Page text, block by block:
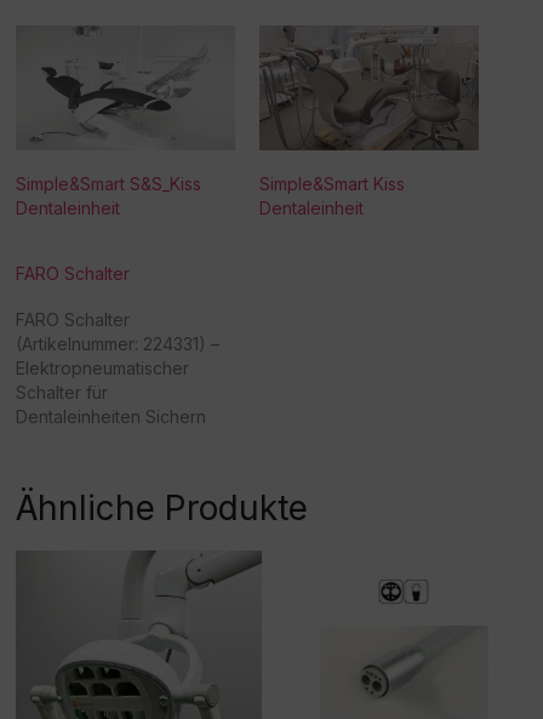
Simple&Smart S&S_Kiss
Dentaleinheit
Simple&Smart Kiss
Dentaleinheit
FARO Schalter
FARO Schalter
(Artikelnummer: 224331) –
Elektropneumatischer
Schalter für
Dentaleinheiten Sichern
zahnärztlichen
Behandlungseinheit mit
Schalter (Artikelnummer
elektropneumatische
Schalter ist speziell für den
präzisen Einsatz in
modernen Dentalgeräten
Ähnliche Produkte